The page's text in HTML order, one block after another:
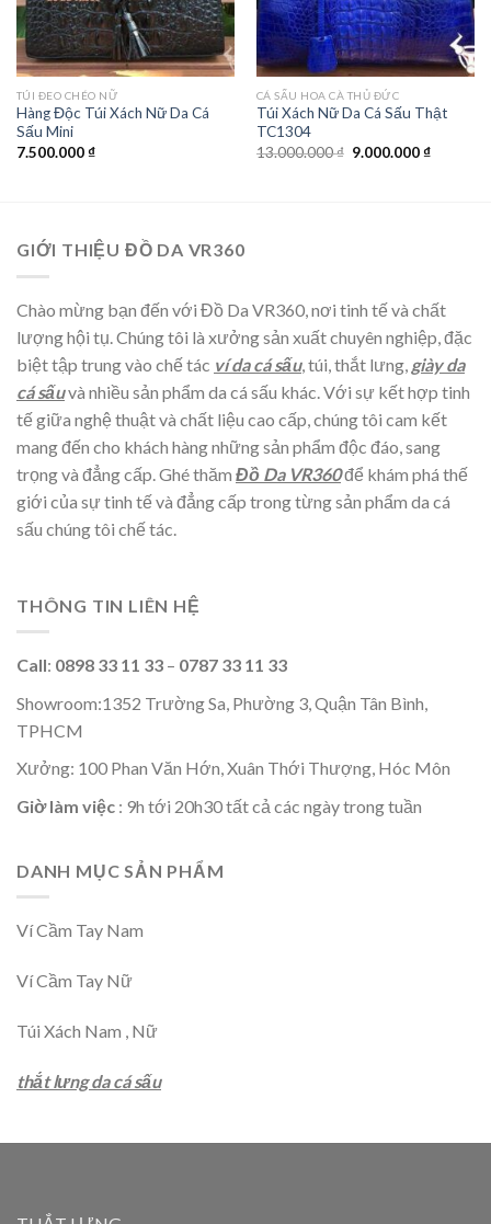
TÚI ĐEO CHÉO NỮ
Hàng Độc Túi Xách Nữ Da Cá
Sấu Mini
7.500.000₫
CÁ SẤU HOA CÀ THỦ ĐỨC
Túi Xách Nữ Da Cá Sấu Thật
TC1304
13.000.000₫ 9.000.000₫
GIỚI THIỆU ĐỒ DA VR360
Chào mừng bạn đến với Đồ Da VR360, nơi tinh tế và chất
lượng hội tụ. Chúng tôi là xưởng sản xuất chuyên nghiệp, đặc
biệt tập trung vào chế tác ví da cá sấu, túi, thắt lưng, giày da
cá sấuvà nhiều sản phẩm da cá sấu khác. Với sự kết hợp tinh
tế giữa nghệ thuật và chất liệu cao cấp, chúng tôi cam kết
mang đến cho khách hàng những sản phẩm độc đáo, sang
trọng và đẳng cấp. Ghé thăm Đồ Da VR360để khám phá thế
giới của sự tinh tế và đẳng cấp trong từng sản phẩm da cá
sấu chúng tôi chế tác.
THÔNG TIN LIÊN HỆ
Call: 0898 33 11 33 – 0787 33 11 33
Showroom:1352 Trường Sa, Phường 3, Quận Tân Bình,
TPHCM
Xưởng: 100 Phan Văn Hớn, Xuân Thới Thượng, Hóc Môn
Giờ làm việc : 9h tới 20h30 tất cả các ngày trong tuần
DANH MỤC SẢN PHẨM
Ví Cầm Tay Nam
Ví Cầm Tay Nữ
Túi Xách Nam , Nữ
thắt lưng da cá sấu